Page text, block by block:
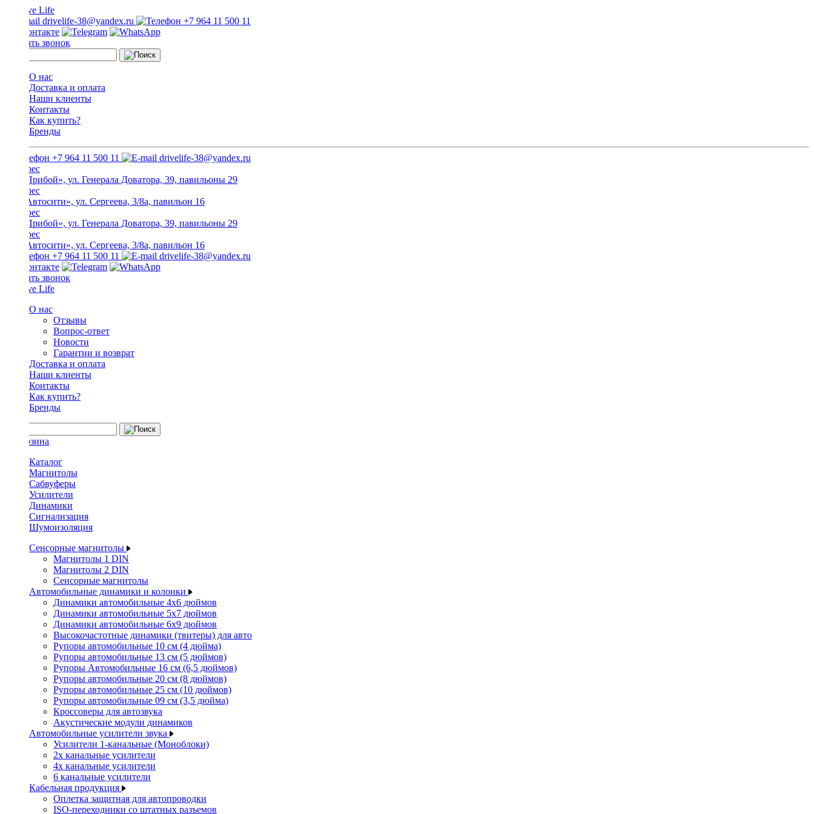
drivelife-38@yandex.ru +7 964 11 500 11
Заказать звонок
О нас
Доставка и оплата
Наши клиенты
Контакты
Как купить?
Бренды
+7 964 11 500 11 drivelife-38@yandex.ru
ТЦ «Прибой», ул. Генерала Доватора, 39, павильоны 29
ТЦ «Автосити», ул. Сергеева, 3/8а, павильон 16
ТЦ «Прибой», ул. Генерала Доватора, 39, павильоны 29
ТЦ «Автосити», ул. Сергеева, 3/8а, павильон 16
+7 964 11 500 11
drivelife-38@yandex.ru
Заказать звонок
О нас
Отзывы
Вопрос-ответ
Новости
Гарантии и возврат
Доставка и оплата
Наши клиенты
Контакты
Как купить?
Бренды
Каталог
Магнитолы
Сабвуферы
Усилители
Динамики
Сигнализация
Шумоизоляция
Сенсорные магнитолы
Магнитолы 1 DIN
Магнитолы 2 DIN
Сенсорные магнитолы
Автомобильные динамики и колонки
Динамики автомобильные 4x6 дюймов
Динамики автомобильные 5x7 дюймов
Динамики автомобильные 6x9 дюймов
Высокочастотные динамики (твитеры) для авто
Рупоры автомобильные 10 см (4 дюйма)
Рупоры автомобильные 13 см (5 дюймов)
Рупоры Автомобильные 16 см (6,5 дюймов)
Рупоры автомобильные 20 см (8 дюймов)
Рупоры автомобильные 25 см (10 дюймов)
Рупоры автомобильные 09 см (3,5 дюйма)
Кроссоверы для автозвука
Акустические модули динамиков
Автомобильные усилители звука
Усилители 1-канальные (Моноблоки)
2х канальные усилители
4х канальные усилители
6 канальные усилители
Кабельная продукция
Оплетка защитная для автопроводки
ISO-переходники со штатных разъемов